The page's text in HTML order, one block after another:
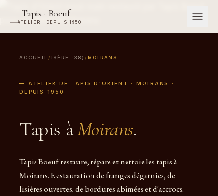
Tapis · Boeuf
ATELIER · DEPUIS 1950
ACCUEIL / ISÈRE (38) / MOIRANS
— ATELIER DE TAPIS D'ORIENT · MOIRANS ·
DEPUIS 1950
Tapis àMoirans.
Tapis Boeuf restaure, répare et nettoie les tapis à
Moirans. Restauration de franges dégarnies, de
lisières ouvertes, de bordures abîmées et d'accrocs.